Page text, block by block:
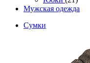
Мужская одежда
Сумки